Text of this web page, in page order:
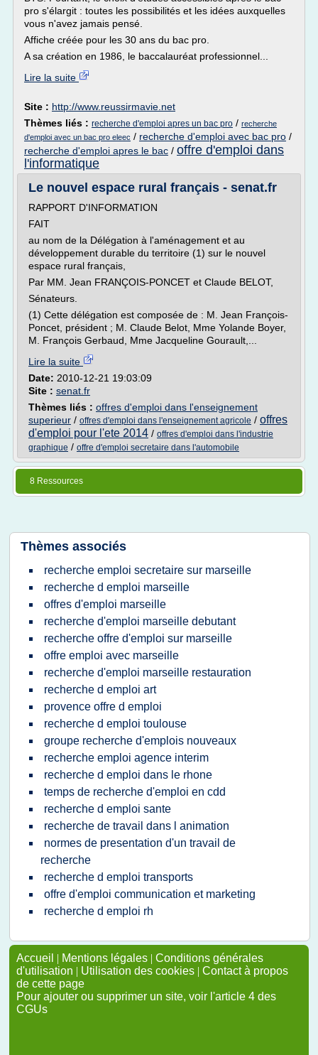
pro s'élargit : toutes les possibilités et les idées auxquelles
vous n'avez jamais pensé.
Affiche créée pour les 30 ans du bac pro.
A sa création en 1986, le baccalauréat professionnel...
Lire la suite
Site : http://www.reussirmavie.net
Thèmes liés : recherche d'emploi apres un bac pro / recherche
d'emploi avec un bac pro eleec / recherche d'emploi avec bac pro /
recherche d'emploi apres le bac / offre d'emploi dans
l'informatique
Le nouvel espace rural français - senat.fr
RAPPORT D'INFORMATION
FAIT
au nom de la Délégation à l'aménagement et au
développement durable du territoire (1) sur le nouvel
espace rural français,
Par MM. Jean FRANÇOIS-PONCET et Claude BELOT,
Sénateurs.
(1) Cette délégation est composée de : M. Jean François-
Poncet, président ; M. Claude Belot, Mme Yolande Boyer,
M. François Gerbaud, Mme Jacqueline Gourault,...
Lire la suite
Date: 2010-12-21 19:03:09
Site : senat.fr
Thèmes liés : offres d'emploi dans l'enseignement
superieur / offres d'emploi dans l'enseignement agricole / offres
d'emploi pour l'ete 2014 / offres d'emploi dans l'industrie
graphique / offre d'emploi secretaire dans l'automobile
8 Ressources
Thèmes associés
recherche emploi secretaire sur marseille
recherche d emploi marseille
offres d'emploi marseille
recherche d'emploi marseille debutant
recherche offre d'emploi sur marseille
offre emploi avec marseille
recherche d'emploi marseille restauration
recherche d emploi art
provence offre d emploi
recherche d emploi toulouse
groupe recherche d'emplois nouveaux
recherche emploi agence interim
recherche d emploi dans le rhone
temps de recherche d'emploi en cdd
recherche d emploi sante
recherche de travail dans l animation
normes de presentation d'un travail de
recherche
recherche d emploi transports
offre d'emploi communication et marketing
recherche d emploi rh
Accueil | Mentions légales | Conditions générales
d'utilisation | Utilisation des cookies | Contact à propos
de cette page
Pour ajouter ou supprimer un site, voir l'article 4 des
CGUs